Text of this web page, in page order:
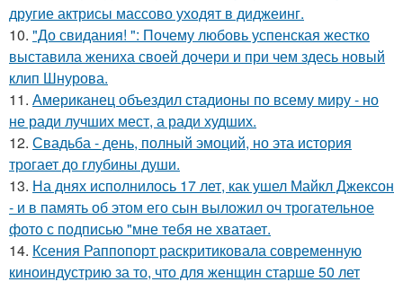
другие актрисы массово уходят в диджеинг.
10. "До свидания! ": Почему любовь успенская жестко
выставила жениха своей дочери и при чем здесь новый
клип Шнурова.
11. Американец объездил стадионы по всему миру - но
не ради лучших мест, а ради худших.
12. Свадьба - день, полный эмоций, но эта история
трогает до глубины души.
13. На днях исполнилось 17 лет, как ушел Майкл Джексон
- и в память об этом его сын выложил оч трогательное
фото с подписью "мне тебя не хватает.
14. Ксения Раппопорт раскритиковала современную
киноиндустрию за то, что для женщин старше 50 лет